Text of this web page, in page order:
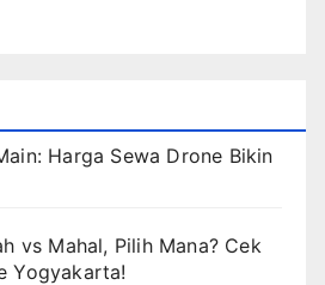
Harga Sewa Drone Bikin
vs Mahal, Pilih Mana? Cek
Yogyakarta!